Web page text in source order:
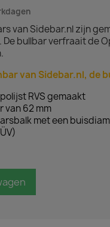
van Sidebar.nl zijn
bullbar verfraait de
van Sidebar.nl, de
RVS gemaakt
van 62 mm
met een